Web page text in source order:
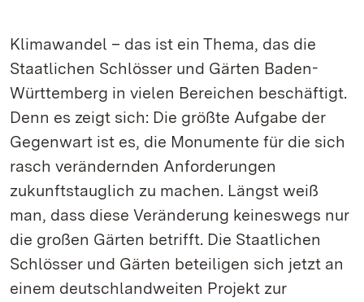
Klimawandel – das ist ein Thema, das die
Staatlichen Schlösser und Gärten Baden-
Württemberg in vielen Bereichen beschäftigt.
Denn es zeigt sich: Die größte Aufgabe der
Gegenwart ist es, die Monumente für die sich
rasch verändernden Anforderungen
zukunftstauglich zu machen. Längst weiß
man, dass diese Veränderung keineswegs nur
die großen Gärten betrifft. Die Staatlichen
Schlösser und Gärten beteiligen sich jetzt an
einem deutschlandweiten Projekt zur